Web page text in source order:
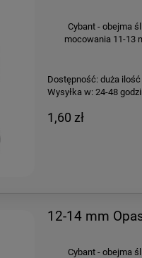
Cybant - obejma
mocowania 11-13
Dostępność: duża ilość
Wysyłka w: 24-48
1,60 zł
12-14 mm
Cybant - obejma